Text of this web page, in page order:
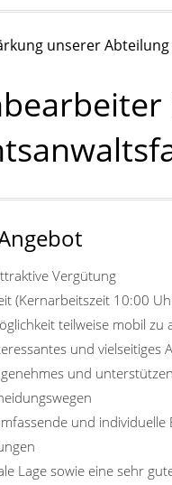
unserer
Vergütung
(Kernarbeitszeit 10:00
teilweise mobil zu
und vielseitiges
und
und
Lage sowie eine sehr